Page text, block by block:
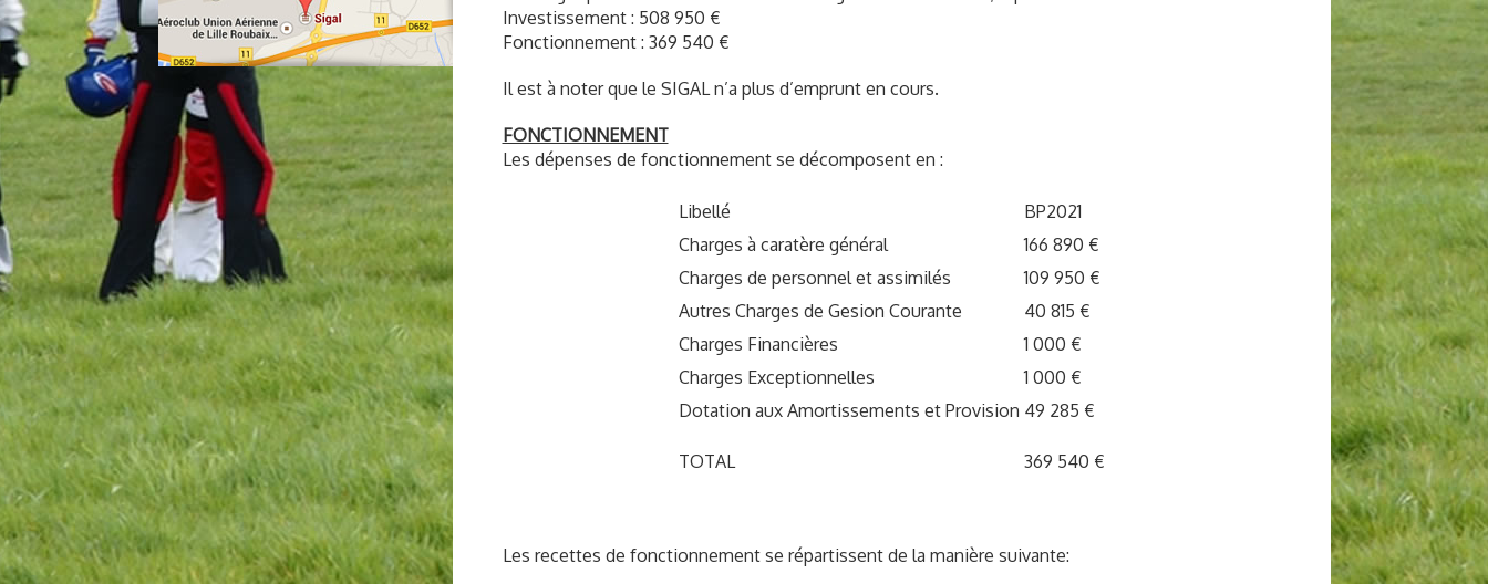
Investissement : 508 950 €
Fonctionnement : 369 540 €
Il est à noter que le SIGAL n’a plus d’emprunt en cours.
FONCTIONNEMENT
Les dépenses de fonctionnement se décomposent en :
Libellé
BP2021
Charges à caratère général
166 890 €
Charges de personnel et assimilés
109 950 €
Autres Charges de Gesion Courante
40 815 €
Charges Financières
1 000 €
Charges Exceptionnelles
1 000 €
Dotation aux Amortissements et Provision 49 285 €
TOTAL 369 540 €
Les recettes de fonctionnement se répartissent de la manière suivante: